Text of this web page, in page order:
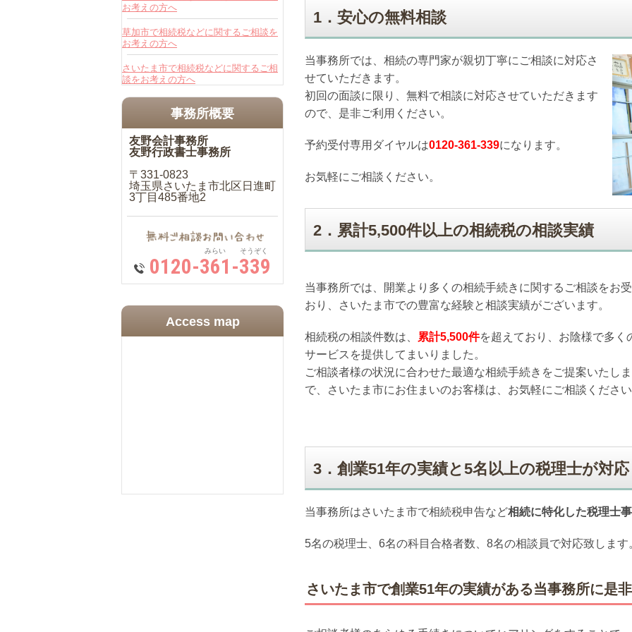
1．安心の無料相談
当事務所では、相続の専門家が親切丁寧にご相談に対応さ
せていただきます。
初回の面談に限り、無料で相談に対応させていただきます
ので、是非ご利用ください。
予約受付専用ダイヤルは0120-361-339になります。
お気軽にご相談ください。
2．累計5,500件以上の相続税の相談実績
当事務所では、開業より多くの相続手続きに関するご相談をお
おり、さいたま市での豊富な経験と相談実績がございます。
相続税の相談件数は、 累計5,500件を超えており、お陰様で多く
サービスを提供してまいりました。
ご相談者様の状況に合わせた最適な相続手続きをご提案いたし
で、さいたま市にお住まいのお客様は、お気軽にご相談くださ
3．創業51年の実績と5名以上の税理士が対応
当事務所はさいたま市で相続税申告など相続に特化した税理士
5名の税理士、6名の科目合格者数、8名の相談員で対応致します
さいたま市で創業51年の実績がある当事務所に是
お考えの方へ
草加市で相続税などに関するご相談を
お考えの方へ
さいたま市で相続税などに関するご相
談をお考えの方へ
事務所概要
友野会計事務所
友野行政書士事務所
〒331-0823
埼玉県さいたま市北区日進町
3丁目485番地2
みらい そうぞく
0120-361-339
Access map